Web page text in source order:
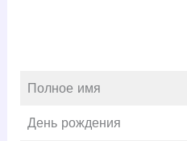
Полное имя
День рождения